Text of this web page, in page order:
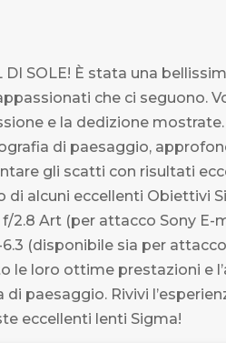
DI SOLE! È stata una
che ci seguono.
e la dedizione
di paesaggio,
gli scatti con risultati
alcuni eccellenti Obiettivi
Art (per attacco Sony E-
(disponibile sia per attacco
le loro ottime prestazioni e
paesaggio. Rivivi
eccellenti lenti Sigma!